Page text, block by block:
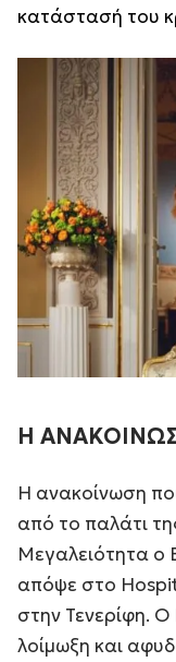
κατάστασή του
Η
Η ανακοίνωση
από το παλάτι
Μεγαλειότητα ο
απόψε στο
στην Τενερίφη. Ο
λοίμωξη και